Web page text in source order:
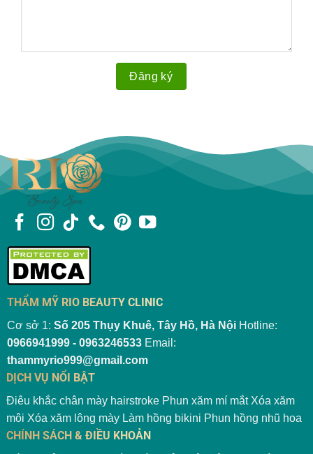
THẨM MỸ RIO BEAUTY CLINIC
Cơ sở 1: Số 205 Thụy Khuê, Tây Hồ, Hà NộiHotline:
0966941999 - 0963246533Email:
thammyrio999@gmail.com
DỊCH VỤ NỔI BẬT
Điêu khắc chân mày hairstroke Phun xăm mí mắt Xóa xăm
môi Xóa xăm lông mày Làm hồng bikini Phun hồng nhũ hoa
CHÍNH SÁCH & ĐIỀU KHOẢN